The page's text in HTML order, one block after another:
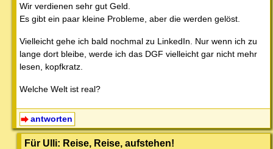
Wir verdienen sehr gut Geld.
Es gibt ein paar kleine Probleme, aber die werden gelöst.
Vielleicht gehe ich bald nochmal zu LinkedIn. Nur wenn ich zu
lange dort bleibe, werde ich das DGF vielleicht gar nicht mehr
lesen, kopfkratz.
Welche Welt ist real?
antworten
Für Ulli: Reise, Reise, aufstehen!